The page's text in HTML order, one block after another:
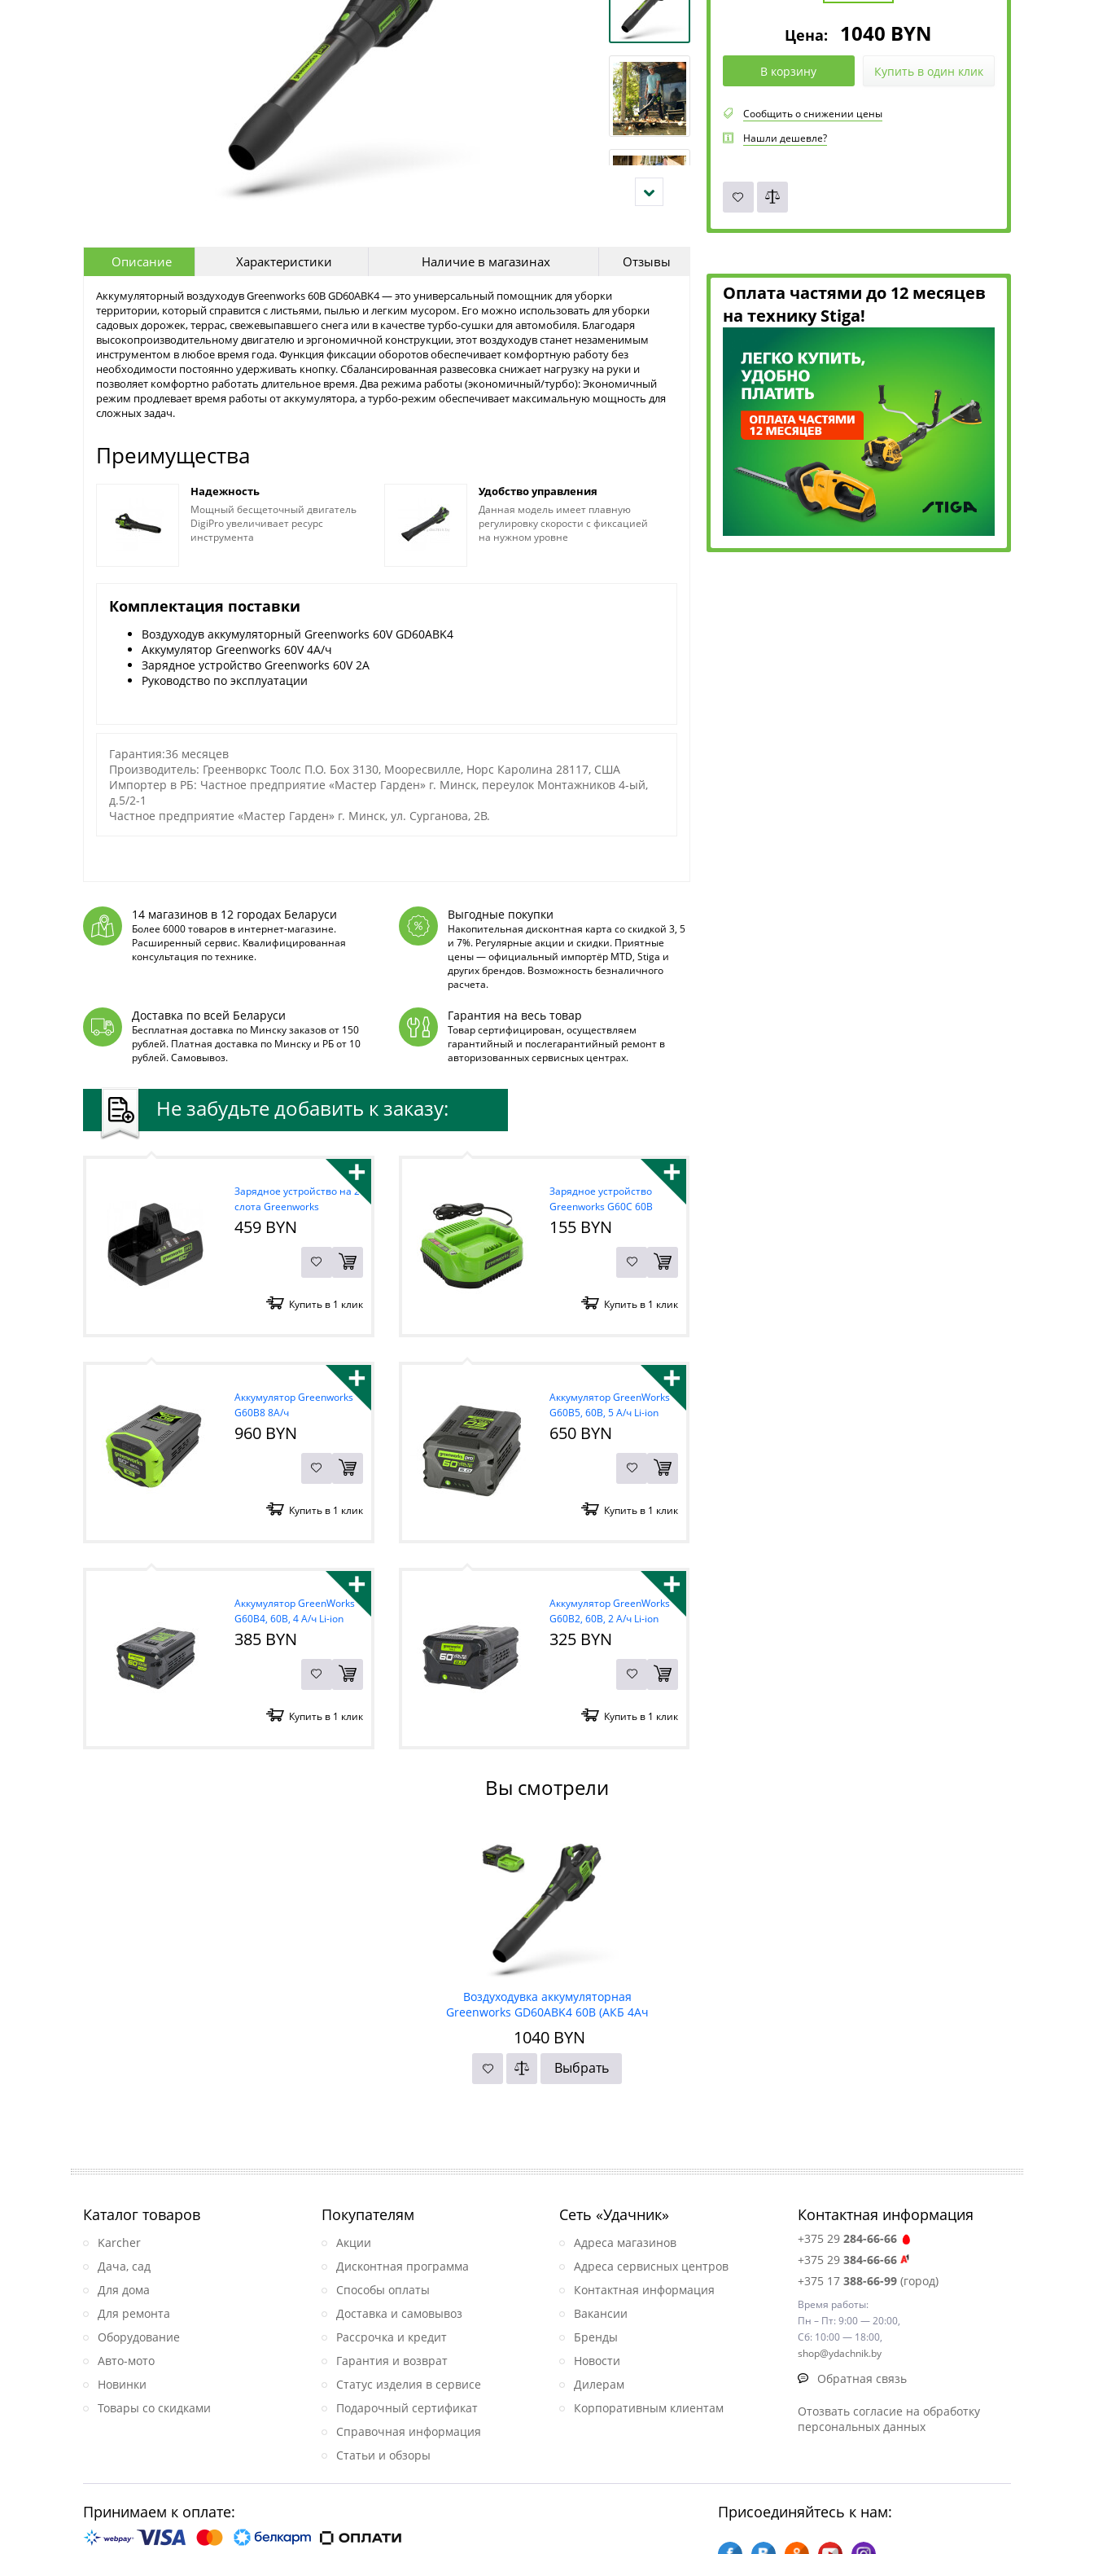
Цена: 1040 BYN
В корзину Купить в один клик
Сообщить о снижении цены
Нашли дешевле?
Оплата частями до 12 месяцев
на технику Stiga!
Описание Характеристики Наличие в магазинах Отзывы
Аккумуляторный воздуходув Greenworks 60В GD60ABK4 — это универсальный помощник для уборки
территории, который справится с листьями, пылью и легким мусором. Его можно использовать для уборки
садовых дорожек, террас, свежевыпавшего снега или в качестве турбо-сушки для автомобиля. Благодаря
высокопроизводительному двигателю и эргономичной конструкции, этот воздуходув станет незаменимым
инструментом в любое время года. Функция фиксации оборотов обеспечивает комфортную работу без
необходимости постоянно удерживать кнопку. Сбалансированная развесовка снижает нагрузку на руки и
позволяет комфортно работать длительное время. Два режима работы (экономичный/турбо): Экономичный
режим продлевает время работы от аккумулятора, а турбо-режим обеспечивает максимальную мощность для
сложных задач.
Преимущества
Надежность
Мощный бесщеточный двигатель
DigiPro увеличивает ресурс
инструмента
Удобство управления
Данная модель имеет плавную
регулировку скорости с фиксацией
на нужном уровне
Комплектация поставки
Воздуходув аккумуляторный Greenworks 60V GD60ABK4
Аккумулятор Greenworks 60V 4А/ч
Зарядное устройство Greenworks 60V 2А
Руководство по эксплуатации
Гарантия:36 месяцев
Производитель: Греенворкс Тоолс П.О. Боx 3130, Мооресвилле, Норс Каролина 28117, США
Импортер в РБ: Частное предприятие «Мастер Гарден» г. Минск, переулок Монтажников 4-ый,
д.5/2-1
Частное предприятие «Мастер Гарден» г. Минск, ул. Сурганова, 2В.
14 магазинов в 12 городах Беларуси
Более 6000 товаров в интернет-магазине.
Расширенный сервис. Квалифицированная
консультация по технике.
Выгодные покупки
Накопительная дисконтная карта со скидкой 3, 5
и 7%. Регулярные акции и скидки. Приятные
цены — официальный импортёр MTD, Stiga и
других брендов. Возможность безналичного
расчета.
Доставка по всей Беларуси
Бесплатная доставка по Минску заказов от 150
рублей. Платная доставка по Минску и РБ от 10
рублей. Самовывоз.
Гарантия на весь товар
Товар сертифицирован, осуществляем
гарантийный и послегарантийный ремонт в
авторизованных сервисных центрах.
Не забудьте добавить к заказу:
+
Зарядное устройство на 2
слота Greenworks
G60DC10 60В
459 BYN
Купить в 1 клик
+
Зарядное устройство
Greenworks G60C 60В
155 BYN
Купить в 1 клик
+
Аккумулятор Greenworks
G60B8 8А/ч
960 BYN
Купить в 1 клик
+
Аккумулятор GreenWorks
G60B5, 60В, 5 А/ч Li-ion
650 BYN
Купить в 1 клик
+
Аккумулятор GreenWorks
G60B4, 60В, 4 А/ч Li-ion
385 BYN
Купить в 1 клик
+
Аккумулятор GreenWorks
G60B2, 60В, 2 А/ч Li-ion
325 BYN
Купить в 1 клик
Вы смотрели
Воздуходувка аккумуляторная
Greenworks GD60ABK4 60В (АКБ 4Ач
1040 BYN
Выбрать
Каталог товаров
Karcher
Дача, сад
Для дома
Для ремонта
Оборудование
Авто-мото
Новинки
Товары со скидками
Покупателям
Акции
Дисконтная программа
Способы оплаты
Доставка и самовывоз
Рассрочка и кредит
Гарантия и возврат
Статус изделия в сервисе
Подарочный сертификат
Справочная информация
Статьи и обзоры
Сеть «Удачник»
Адреса магазинов
Адреса сервисных центров
Контактная информация
Вакансии
Бренды
Новости
Дилерам
Корпоративным клиентам
Контактная информация
+375 29 284-66-66
+375 29 384-66-66
+375 17 388-66-99(город)
Время работы:
Пн – Пт: 9:00 — 20:00,
Сб: 10:00 — 18:00,
shop@ydachnik.by
Обратная связь
Отозвать согласие на обработку
персональных данных
Принимаем к оплате: Присоединяйтесь к нам: